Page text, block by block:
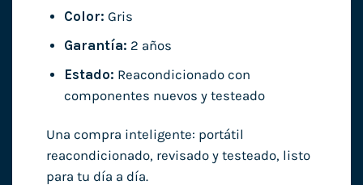
Color: Gris
Garantía: 2 años
Estado: Reacondicionado con
componentes nuevos y testeado
Una compra inteligente: portátil
reacondicionado, revisado y testeado, listo
para tu día a día.